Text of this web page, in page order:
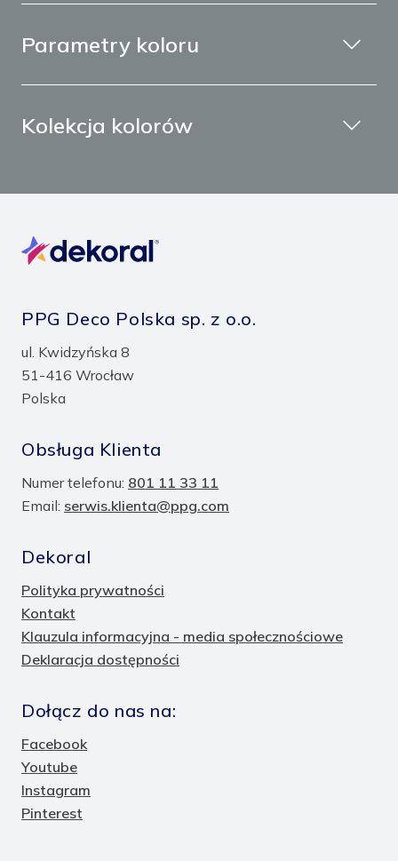
Parametry koloru
Kolekcja kolorów
PPG Deco Polska sp. z o.o.
ul. Kwidzyńska 8
51-416 Wrocław
Polska
Obsługa Klienta
Numer telefonu: 801 11 33 11
Email: serwis.klienta@ppg.com
Dekoral
Polityka prywatności
Kontakt
Klauzula informacyjna - media społecznościowe
Deklaracja dostępności
Dołącz do nas na:
Facebook
Youtube
Instagram
Pinterest